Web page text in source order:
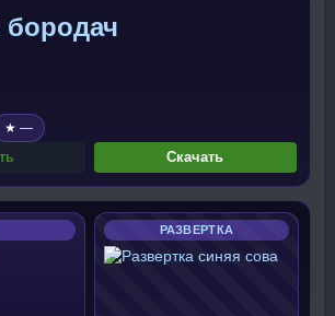
★ —
Скачать
РАЗВЕРТКА